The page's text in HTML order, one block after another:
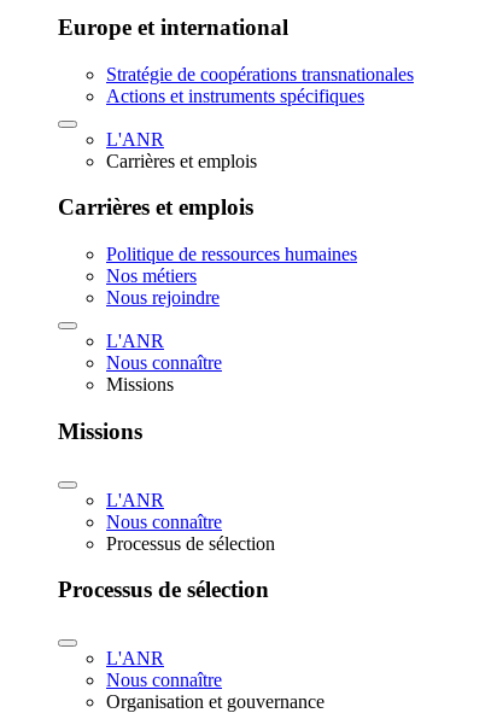
Europe et international
Stratégie de coopérations transnationales
Actions et instruments spécifiques
L'ANR
Carrières et emplois
Carrières et emplois
Politique de ressources humaines
Nos métiers
Nous rejoindre
L'ANR
Nous connaître
Missions
Missions
L'ANR
Nous connaître
Processus de sélection
Processus de sélection
L'ANR
Nous connaître
Organisation et gouvernance